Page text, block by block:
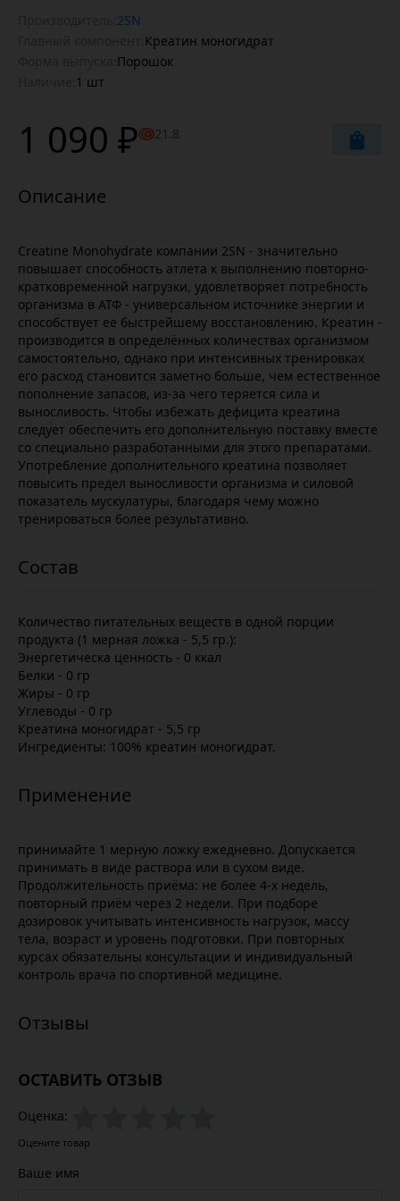
2SN
Креатин моногидрат
Порошок
1 шт
1 090 ₽ 21.8
Creatine Monohydrate компании 2SN - значительно
повышает способность атлета к выполнению повторно-
кратковременной нагрузки, удовлетворяет потребность
организма в АТФ - универсальном источнике энергии и
способствует ее быстрейшему восстановлению. Креатин -
производится в определённых количествах организмом
самостоятельно, однако при интенсивных тренировках
его расход становится заметно больше, чем естественное
пополнение запасов, из-за чего теряется сила и
выносливость. Чтобы избежать дефицита креатина
следует обеспечить его дополнительную поставку вместе
со специально разработанными для этого препаратами.
Употребление дополнительного креатина позволяет
повысить предел выносливости организма и силовой
показатель мускулатуры, благодаря чему можно
тренироваться более результативно.
Количество питательных веществ в одной порции
продукта (1 мерная ложка - 5,5 гр.):
Энергетическа ценность - 0 ккал
Белки - 0 гр
Жиры - 0 гр
Углеводы - 0 гр
Креатина моногидрат - 5,5 гр
Ингредиенты: 100% креатин моногидрат.
принимайте 1 мерную ложку ежедневно. Допускается
принимать в виде раствора или в сухом виде.
Продолжительность приёма: не более 4-х недель,
повторный приём через 2 недели. При подборе
дозировок учитывать интенсивность нагрузок, массу
тела, возраст и уровень подготовки. При повторных
курсах обязательны консультации и индивидуальный
контроль врача по спортивной медицине.
ОСТАВИТЬ ОТЗЫВ
Оценка:
Оцените товар
Ваше имя